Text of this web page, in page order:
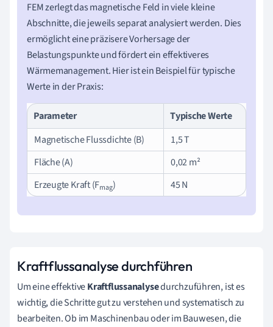
FEM zerlegt das magnetische Feld in viele kleine
Abschnitte, die jeweils separat analysiert werden. Dies
ermöglicht eine präzisere Vorhersage der
Belastungspunkte und fördert ein effektiveres
Wärmemanagement. Hier ist ein Beispiel für typische
Werte in der Praxis:
Parameter
Typische Werte
Magnetische Flussdichte (B)
1,5 T
Fläche (A)
0,02 m²
Erzeugte Kraft (Fmag) 45 N
Kraftflussanalyse durchführen
Um eine effektiveKraftflussanalysedurchzuführen, ist es
wichtig, die Schritte gut zu verstehen und systematisch zu
bearbeiten. Ob im Maschinenbau oder im Bauwesen, die